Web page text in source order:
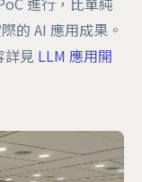
的 AI 應用成果。
詳見 LLM 應用開